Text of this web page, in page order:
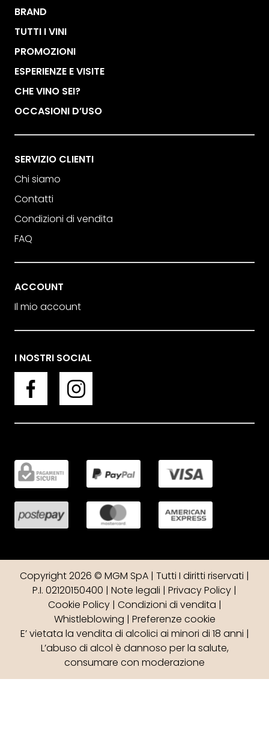
BRAND
TUTTI I VINI
PROMOZIONI
ESPERIENZE E VISITE
CHE VINO SEI?
OCCASIONI D’USO
SERVIZIO CLIENTI
Chi siamo
Contatti
Condizioni di vendita
FAQ
ACCOUNT
Il mio account
I NOSTRI SOCIAL
Copyright 2026 © MGM SpA | Tutti I diritti riservati |
P.I. 02120150400 | Note legali | Privacy Policy |
Cookie Policy| Condizioni di vendita |
Whistleblowing | Preferenze cookie
E’ vietata la vendita di alcolici ai minori di 18 anni |
L’abuso di alcol è dannoso per la salute,
consumare con moderazione